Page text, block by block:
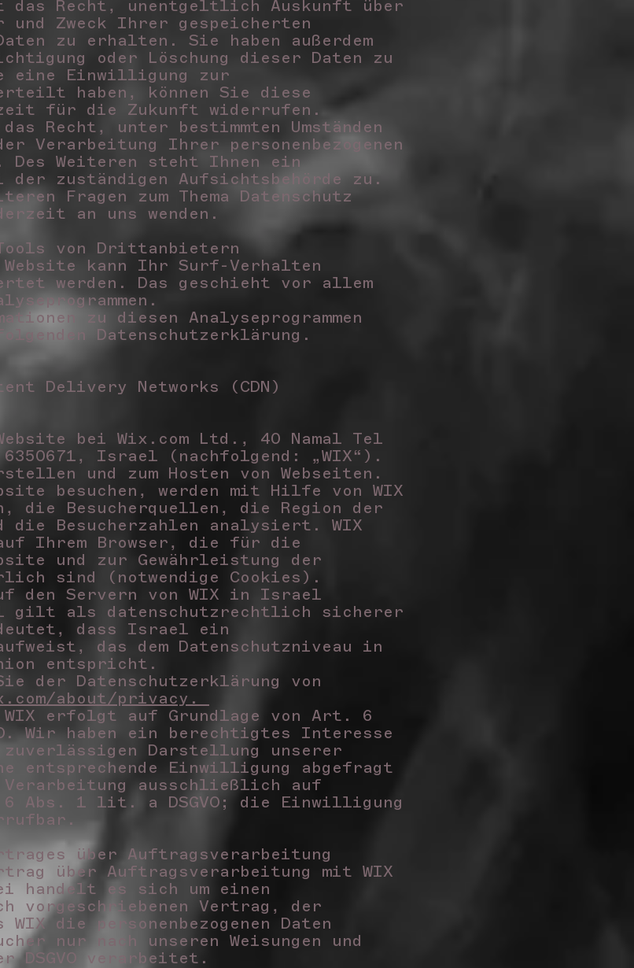
das Recht, unentgeltlich Auskunft über
und Zweck Ihrer gespeicherten
zu erhalten. Sie haben außerdem
oder Löschung dieser Daten zu
eine Einwilligung zur
haben, können Sie diese
für die Zukunft widerrufen.
das Recht, unter bestimmten Umständen
Verarbeitung Ihrer personenbezogenen
Des Weiteren steht Ihnen ein
der zuständigen Aufsichtsbehörde zu.
Fragen zum Thema Datenschutz
an uns wenden.
von Drittanbietern
Website kann Ihr Surf-Verhalten
werden. Das geschieht vor allem
zu diesen Analyseprogrammen
Datenschutzerklärung.
Delivery Networks (CDN)
bei Wix.com Ltd., 40 Namal Tel
Israel (nachfolgend: „WIX“).
und zum Hosten von Webseiten.
besuchen, werden mit Hilfe von WIX
die Besucherquellen, die Region der
die Besucherzahlen analysiert. WIX
Ihrem Browser, die für die
und zur Gewährleistung der
sind (notwendige Cookies).
den Servern von WIX in Israel
gilt als datenschutzrechtlich sicherer
dass Israel ein
das dem Datenschutzniveau in
entspricht.
der Datenschutzerklärung von
about/privacy.
WIX erfolgt auf Grundlage von Art. 6
Wir haben ein berechtigtes Interesse
Darstellung unserer
entsprechende Einwilligung abgefragt
ausschließlich auf
6 Abs. 1 lit. a DSGVO; die Einwilligung
über Auftragsverarbeitung
über Auftragsverarbeitung mit WIX
handelt es sich um einen
vorgeschriebenen Vertrag, der
die personenbezogenen Daten
nur nach unseren Weisungen und
DSGVO verarbeitet.